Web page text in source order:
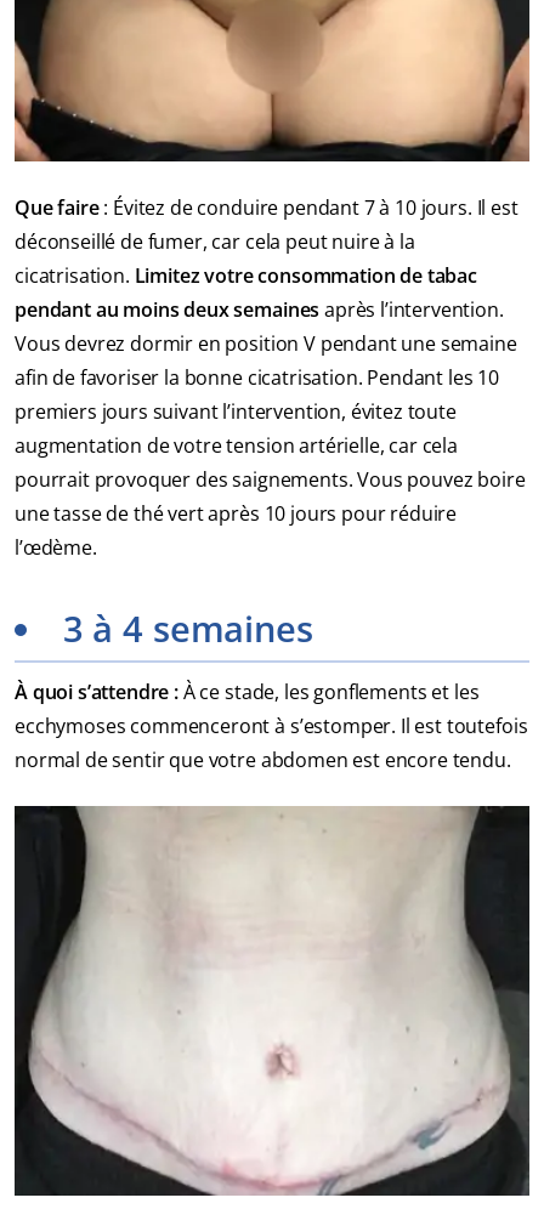
Que faire: Évitez de conduire pendant 7 à 10 jours. Il est
déconseillé de fumer, car cela peut nuire à la
cicatrisation. Limitez votre consommation de tabac
pendant au moins deux semaines après l’intervention.
Vous devrez dormir en position V pendant une semaine
afin de favoriser la bonne cicatrisation. Pendant les 10
premiers jours suivant l’intervention, évitez toute
augmentation de votre tension artérielle, car cela
pourrait provoquer des saignements. Vous pouvez boire
une tasse de thé vert après 10 jours pour réduire
l’œdème.
3 à 4 semaines
À quoi s’attendre :À ce stade, les gonflements et les
ecchymoses commenceront à s’estomper. Il est toutefois
normal de sentir que votre abdomen est encore tendu.